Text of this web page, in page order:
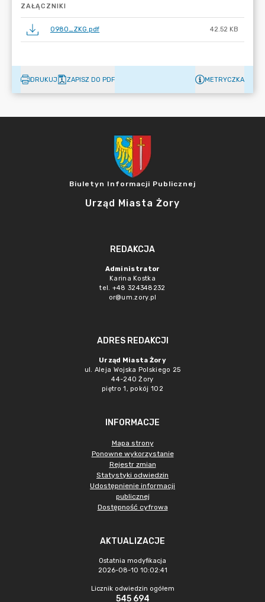
ZAŁĄCZNIKI
0980_ZKG.pdf 42.52 KB
DRUKUJ ZAPISZ DO PDF METRYCZKA
Biuletyn Informacji Publicznej
Urząd Miasta Żory
REDAKCJA
Administrator
Karina Kostka
tel. +48 324348232
or@um.zory.pl
ADRES REDAKCJI
Urząd Miasta Żory
ul. Aleja Wojska Polskiego 25
44-240 Żory
piętro 1, pokój 102
INFORMACJE
Mapa strony
Ponowne wykorzystanie
Rejestr zmian
Statystyki odwiedzin
Udostępnienie informacji
publicznej
Dostępność cyfrowa
AKTUALIZACJE
Ostatnia modyfikacja
2026-08-10 10:02:41
Licznik odwiedzin ogółem
545 694